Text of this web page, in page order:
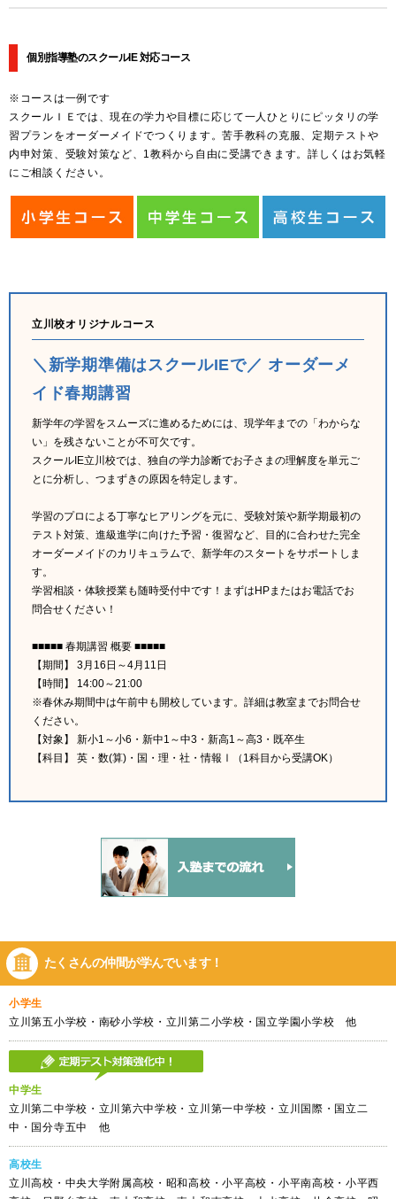
個別指導塾のスクールIE 対応コース
※コースは一例です
スクールＩＥでは、現在の学力や目標に応じて一人ひとりにピッタリの学
習プランをオーダーメイドでつくります。苦手教科の克服、定期テストや
内申対策、受験対策など、1教科から自由に受講できます。詳しくはお気軽
にご相談ください。
立川校オリジナルコース
＼新学期準備はスクールIEで／ オーダーメ
イド春期講習
新学年の学習をスムーズに進めるためには、現学年までの「わからな
い」を残さないことが不可欠です。
スクールIE立川校では、独自の学力診断でお子さまの理解度を単元ご
とに分析し、つまずきの原因を特定します。
学習のプロによる丁寧なヒアリングを元に、受験対策や新学期最初の
テスト対策、進級進学に向けた予習・復習など、目的に合わせた完全
オーダーメイドのカリキュラムで、新学年のスタートをサポートしま
す。
学習相談・体験授業も随時受付中です！まずはHPまたはお電話でお
問合せください！
■■■■■ 春期講習 概要 ■■■■■
【期間】 3月16日～4月11日
【時間】 14:00～21:00
※春休み期間中は午前中も開校しています。詳細は教室までお問合せ
ください。
【対象】 新小1～小6・新中1～中3・新高1～高3・既卒生
【科目】 英・数(算)・国・理・社・情報Ⅰ（1科目から受講OK）
たくさんの仲間が学んでいます！
小学生
立川第五小学校・南砂小学校・立川第二小学校・国立学園小学校 他
中学生
立川第二中学校・立川第六中学校・立川第一中学校・立川国際・国立二
中・国分寺五中 他
高校生
立川高校・中央大学附属高校・昭和高校・小平高校・小平南高校・小平西